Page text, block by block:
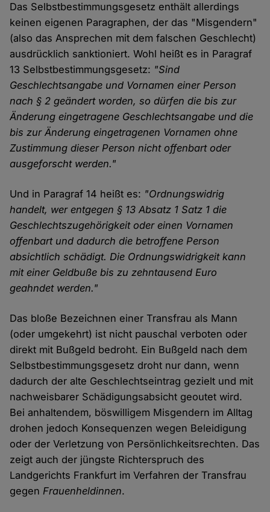
Das Selbstbestimmungsgesetz enthält allerdings
keinen eigenen Paragraphen, der das "Misgendern"
(also das Ansprechen mit dem falschen Geschlecht)
ausdrücklich sanktioniert. Wohl heißt es in Paragraf
13 Selbstbestimmungsgesetz: "Sind
Geschlechtsangabe und Vornamen einer Person
nach § 2 geändert worden, so dürfen die bis zur
Änderung eingetragene Geschlechtsangabe und die
bis zur Änderung eingetragenen Vornamen ohne
Zustimmung dieser Person nicht offenbart oder
ausgeforscht werden."
Und in Paragraf 14 heißt es: "Ordnungswidrig
handelt, wer entgegen § 13 Absatz 1 Satz 1 die
Geschlechtszugehörigkeit oder einen Vornamen
offenbart und dadurch die betroffene Person
absichtlich schädigt. Die Ordnungswidrigkeit kann
mit einer Geldbuße bis zu zehntausend Euro
geahndet werden."
Das bloße Bezeichnen einer Transfrau als Mann
(oder umgekehrt) ist nicht pauschal verboten oder
direkt mit Bußgeld bedroht. Ein Bußgeld nach dem
Selbstbestimmungsgesetz droht nur dann, wenn
dadurch der alte Geschlechtseintrag gezielt und mit
nachweisbarer Schädigungsabsicht geoutet wird.
Bei anhaltendem, böswilligem Misgendern im Alltag
drohen jedoch Konsequenzen wegen Beleidigung
oder der Verletzung von Persönlichkeitsrechten. Das
zeigt auch der jüngste Richterspruch des
Landgerichts Frankfurt im Verfahren der Transfrau
gegenFrauenheldinnen.